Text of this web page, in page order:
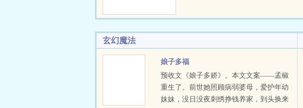
界！ 恭喜玩家！ 您的
威名从霓虹横滨到西西里岛，无人
不知无人不晓，您的事迹从鬼杀队
休！ 玩家：“啊？这就拯救世
界了？” 文案二： 在一个快乐
的假期，山吹遥登录了一款异世界
全息游戏。她放飞自我的花式打
玄幻魔法
娘子多福
预收文《娘子多娇》。本文文案——孟椒
重生了。前世她照顾病弱婆母，爱护年幼
妹妹，没日没夜刺绣挣钱养家，到头换来